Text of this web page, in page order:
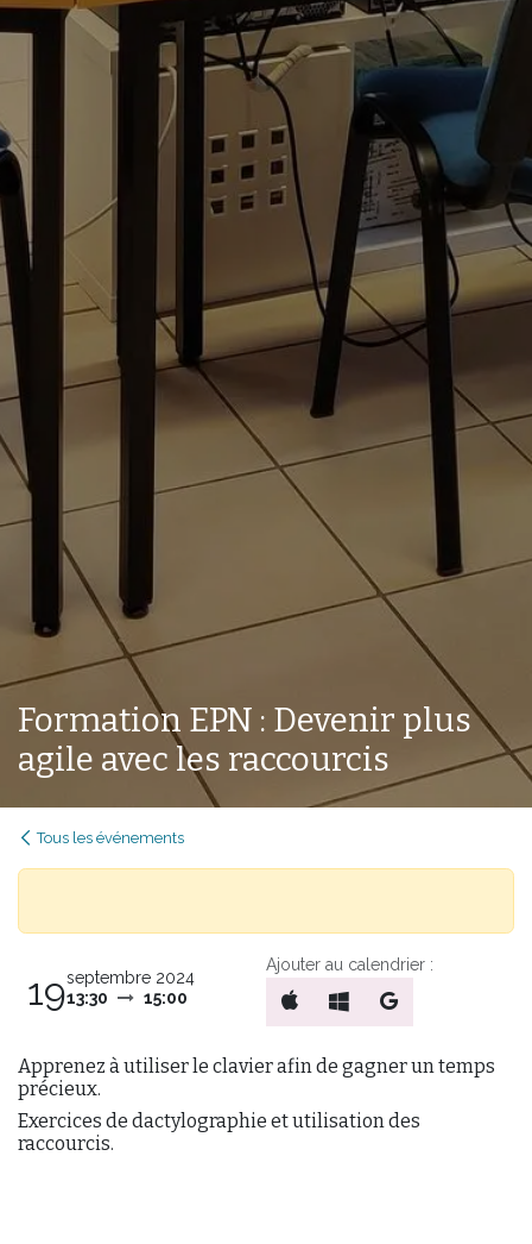
Formation EPN : Devenir plus
agile avec les raccourcis
Tous les événements
19septembre 2024
13:30
15:00
Ajouter au calendrier :
Apprenez à utiliser le clavier afin de gagner un temps
précieux.
Exercices de dactylographie et utilisation des
raccourcis.